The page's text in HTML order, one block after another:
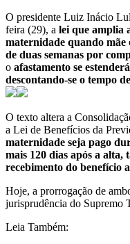
O presidente Luiz Inácio
feira (29), a lei que amplia
maternidade quando
de duas semanas por
o afastamento se
descontando-se o tempo
O texto altera a
a Lei de Benefícios da
maternidade seja pago
mais 120 dias após a alta,
recebimento do benefício
Hoje, a prorrogação de
jurisprudência do Supremo
Leia Também: